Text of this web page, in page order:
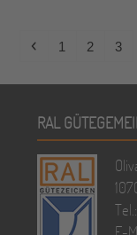
Vorheriger
Seite
1 Seite
2 Seite
3
RAL